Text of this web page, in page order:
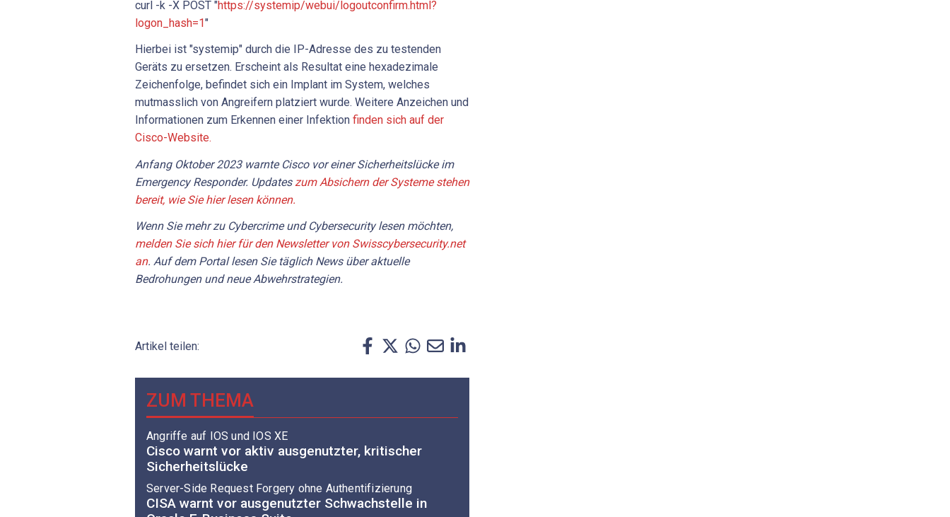
curl -k -X POST "https://systemip/webui/logoutconfirm.html?
logon_hash=1"
Hierbei ist "systemip" durch die IP-Adresse des zu testenden
Geräts zu ersetzen. Erscheint als Resultat eine hexadezimale
Zeichenfolge, befindet sich ein Implant im System, welches
mutmasslich von Angreifern platziert wurde. Weitere Anzeichen und
Informationen zum Erkennen einer Infektion finden sich auf der
Cisco-Website.
Anfang Oktober 2023 warnte Cisco vor einer Sicherheitslücke im
Emergency Responder. Updates zum Absichern der Systeme stehen
bereit, wie Sie hier lesen können.
Wenn Sie mehr zu Cybercrime und Cybersecurity lesen möchten,
melden Sie sich hier für den Newsletter von Swisscybersecurity.net
an. Auf dem Portal lesen Sie täglich News über aktuelle
Bedrohungen und neue Abwehrstrategien.
Artikel teilen:
ZUM THEMA
Angriffe auf IOS und IOS XE
Cisco warnt vor aktiv ausgenutzter, kritischer
Sicherheitslücke
Server-Side Request Forgery ohne Authentifizierung
CISA warnt vor ausgenutzter Schwachstelle in